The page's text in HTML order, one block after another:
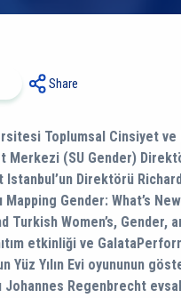
Share
Toplumsal Cinsiyet ve
Merkezi (SU Gender)
Direktörü Richard
Mapping Gender: What’s
Turkish Women’s, Gender,
etkinliği ve
Yüz Yılın Evi oyununun
Johannes Regenbrecht